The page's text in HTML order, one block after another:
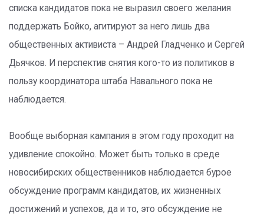
списка кандидатов пока не выразил своего желания
поддержать Бойко, агитируют за него лишь два
общественных активиста – Андрей Гладченко и Сергей
Дьячков. И перспектив снятия кого-то из политиков в
пользу координатора штаба Навального пока не
наблюдается.
Вообще выборная кампания в этом году проходит на
удивление спокойно. Может быть только в среде
новосибирских общественников наблюдается бурое
обсуждение программ кандидатов, их жизненных
достижений и успехов, да и то, это обсуждение не